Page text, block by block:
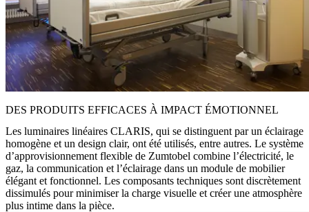
DES PRODUITS EFFICACES À IMPACT ÉMOTIONNEL
Les luminaires linéaires CLARIS, qui se distinguent par un éclairage
homogène et un design clair, ont été utilisés, entre autres. Le système
d’approvisionnement flexible de Zumtobel combine l’électricité, le
gaz, la communication et l’éclairage dans un module de mobilier
élégant et fonctionnel. Les composants techniques sont discrètement
dissimulés pour minimiser la charge visuelle et créer une atmosphère
plus intime dans la pièce.